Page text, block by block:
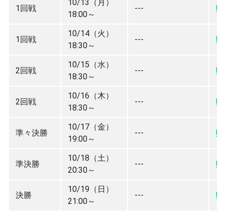
1回戦
10/13（月）
18:00～
---
1回戦
10/14（火）
18:30～
---
2回戦
10/15（水）
18:30～
---
2回戦
10/16（木）
18:30～
---
準々決勝
10/17（金）
19:00～
---
準決勝
10/18（土）
20:30～
---
決勝
10/19（日）
21:00～
---